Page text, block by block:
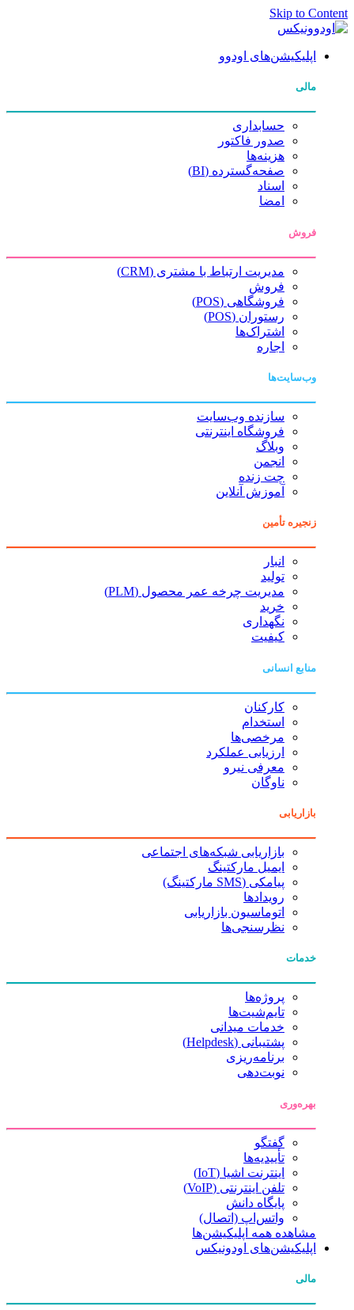
Skip to Content
اپلیکیشن‌های اودوو
مالی
حسابداری
صدور فاکتور
هزینه‌ها
صفحه‌گسترده (BI)
اسناد
امضا
فروش
مدیریت ارتباط با مشتری (CRM)
فروش
فروشگاهی (POS)
رستوران (POS)
اشتراک‌ها
اجاره
وب‌سایت‌ها
سازنده وب‌سایت
فروشگاه اینترنتی
وبلاگ
انجمن
چت زنده
آموزش آنلاین
زنجیره تأمین
انبار
تولید
مدیریت چرخه عمر محصول (PLM)
خرید
نگهداری
کیفیت
منابع انسانی
کارکنان
استخدام
مرخصی‌ها
ارزیابی عملکرد
معرفی نیرو
ناوگان
بازاریابی
بازاریابی شبکه‌های اجتماعی
ایمیل مارکتینگ
پیامکی (SMS مارکتینگ)
رویدادها
اتوماسیون بازاریابی
نظرسنجی‌ها
خدمات
پروژه‌ها
تایم‌شیت‌ها
خدمات میدانی
پشتیبانی (Helpdesk)
برنامه‌ریزی
نوبت‌دهی
بهره‌وری
گفتگو
تأییدیه‌ها
اینترنت اشیا (IoT)
تلفن اینترنتی (VoIP)
پایگاه دانش
واتس‌اپ (اتصال)
مشاهده همه اپلیکیشن‌ها
اپلیکیشن‌های اودونیکس
مالی